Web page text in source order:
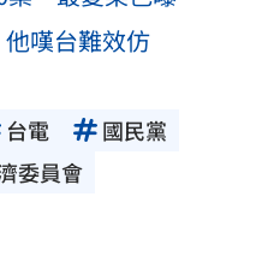
嘆台難效仿
台電
國民黨
委員會